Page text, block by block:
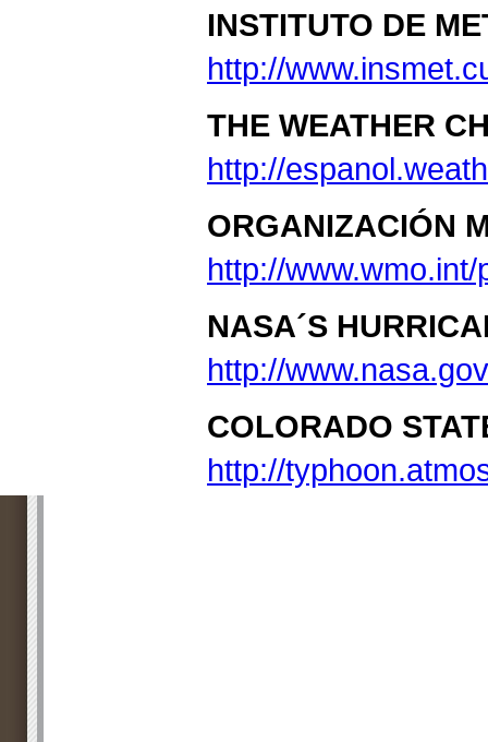
INSTITUTO DE
http://
THE WEATHER
http://
ORGANIZACIÓN
http://
NASA´S
http://
COLORADO
http://